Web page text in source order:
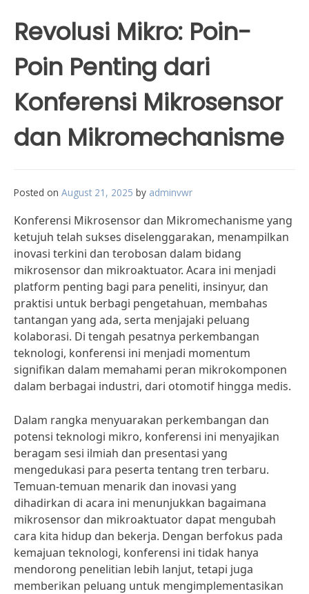
Revolusi Mikro: Poin-
Poin Penting dari
Konferensi Mikrosensor
dan Mikromechanisme
Posted on August 21, 2025 by adminvwr
Konferensi Mikrosensor dan Mikromechanisme yang
ketujuh telah sukses diselenggarakan, menampilkan
inovasi terkini dan terobosan dalam bidang
mikrosensor dan mikroaktuator. Acara ini menjadi
platform penting bagi para peneliti, insinyur, dan
praktisi untuk berbagi pengetahuan, membahas
tantangan yang ada, serta menjajaki peluang
kolaborasi. Di tengah pesatnya perkembangan
teknologi, konferensi ini menjadi momentum
signifikan dalam memahami peran mikrokomponen
dalam berbagai industri, dari otomotif hingga medis.
Dalam rangka menyuarakan perkembangan dan
potensi teknologi mikro, konferensi ini menyajikan
beragam sesi ilmiah dan presentasi yang
mengedukasi para peserta tentang tren terbaru.
Temuan-temuan menarik dan inovasi yang
dihadirkan di acara ini menunjukkan bagaimana
mikrosensor dan mikroaktuator dapat mengubah
cara kita hidup dan bekerja. Dengan berfokus pada
kemajuan teknologi, konferensi ini tidak hanya
mendorong penelitian lebih lanjut, tetapi juga
memberikan peluang untuk mengimplementasikan